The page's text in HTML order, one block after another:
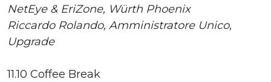
NetEye & EriZone, Würth Phoenix
Riccardo Rolando, Amministratore Unico,
Upgrade
11.10 Coffee Break